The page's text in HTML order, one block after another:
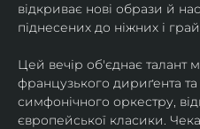
відкриває нові образи й
піднесених до ніжних і
Цей вечір об'єднає талант
французького дириґента та
симфонічного оркестру,
європейської класики.